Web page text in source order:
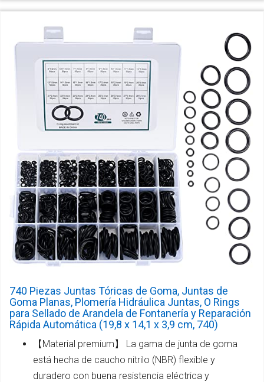
740 Piezas Juntas Tóricas de Goma, Juntas de
Goma Planas, Plomería Hidráulica Juntas, O Rings
para Sellado de Arandela de Fontanería y Reparación
Rápida Automática (19,8 x 14,1 x 3,9 cm, 740)
【Material premium】 La gama de junta de goma
está hecha de caucho nitrilo (NBR) flexible y
duradero con buena resistencia eléctrica y